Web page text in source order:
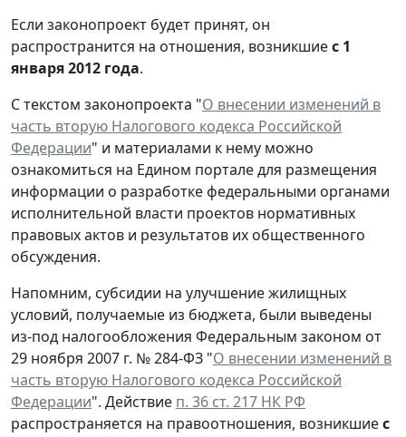
Если законопроект будет принят, он
распространится на отношения, возникшиес 1
января 2012 года.
С текстом законопроекта "О внесении изменений в
часть вторую Налогового кодекса Российской
Федерации" и материалами к нему можно
ознакомиться на Едином портале для размещения
информации о разработке федеральными органами
исполнительной власти проектов нормативных
правовых актов и результатов их общественного
обсуждения.
Напомним, субсидии на улучшение жилищных
условий, получаемые из бюджета, были выведены
из-под налогообложения Федеральным законом от
29 ноября 2007 г. № 284-ФЗ "О внесении изменений в
часть вторую Налогового кодекса Российской
Федерации". Действие п. 36 ст. 217 НК РФ
распространяется на правоотношения, возникшиес